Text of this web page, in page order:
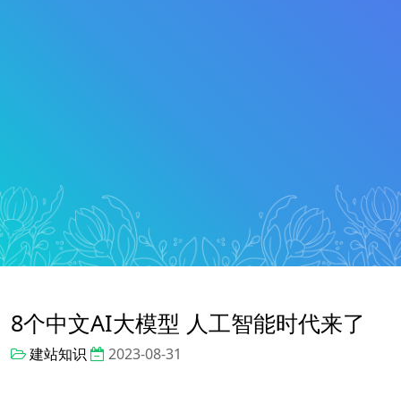
8个中文AI大模型 人工智能时代来了
建站知识 2023-08-31